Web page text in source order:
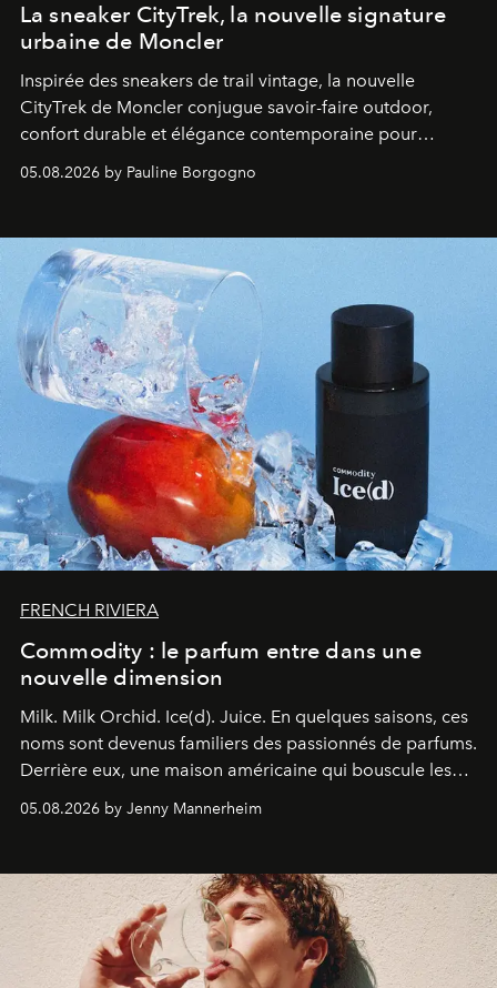
La sneaker CityTrek, la nouvelle signature
urbaine de Moncler
Inspirée des sneakers de trail vintage, la nouvelle
CityTrek de Moncler conjugue savoir-faire outdoor,
confort durable et élégance contemporaine pour
accompagner les explorations du quotidien.
05.08.2026 by Pauline Borgogno
FRENCH RIVIERA
Commodity : le parfum entre dans une
nouvelle dimension
Milk. Milk Orchid. Ice(d). Juice. En quelques saisons, ces
noms sont devenus familiers des passionnés de parfums.
Derrière eux, une maison américaine qui bouscule les
codes de la parfumerie contemporaine en proposant
une approche aussi intuitive que personnelle :
05.08.2026 by Jenny Mannerheim